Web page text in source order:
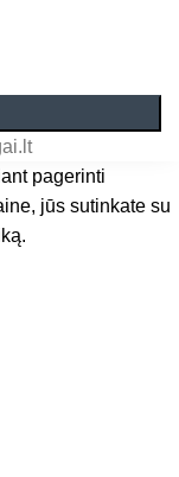
pagerinti
jūs sutinkate su